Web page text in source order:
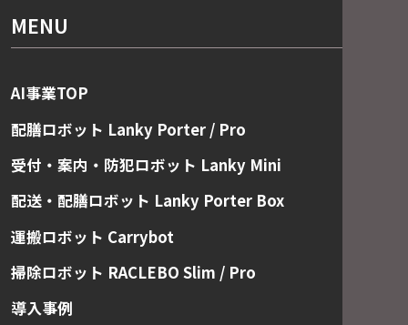
MENU
AI事業TOP
配膳ロボット Lanky Porter / Pro
受付・案内・防犯ロボット Lanky Mini
配送・配膳ロボット Lanky Porter Box
運搬ロボット Carrybot
掃除ロボット RACLEBO Slim / Pro
導入事例